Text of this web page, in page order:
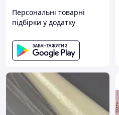
Персональні товарні
підбірки у додатку